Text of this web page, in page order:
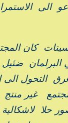
كان
التحول الى
غير منتج
حلا